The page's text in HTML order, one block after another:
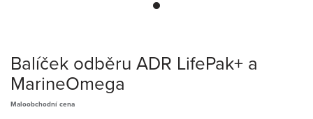
Balíček odběru ADR LifePak+ a
MarineOmega
Maloobchodní cena